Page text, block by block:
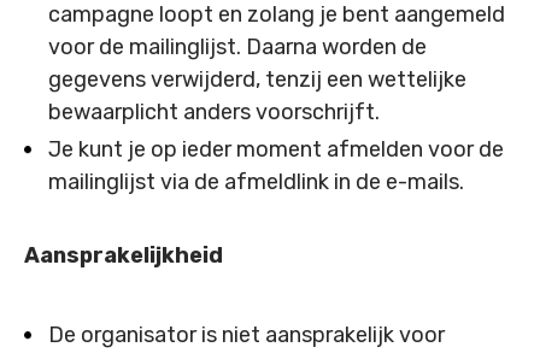
campagne loopt en zolang je bent aangemeld
voor de mailinglijst. Daarna worden de
gegevens verwijderd, tenzij een wettelijke
bewaarplicht anders voorschrijft.
Je kunt je op ieder moment afmelden voor de
mailinglijst via de afmeldlink in de e-mails.
Aansprakelijkheid
De organisator is niet aansprakelijk voor